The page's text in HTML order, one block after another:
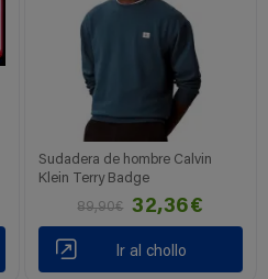
Sudadera de hombre Calvin
Klein Terry Badge
89,90€
32,36€
Ir al chollo